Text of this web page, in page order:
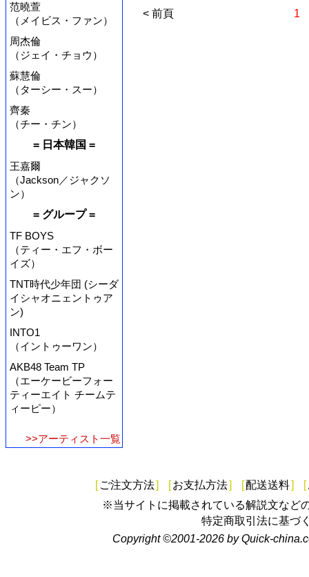
范曉萱
（メイビス・ファン）
周杰倫
（ジェイ・チョウ）
蘇慧倫
（ターシー・スー）
齊秦
（チー・チン）
= 日本韓国 =
王嘉爾
（Jackson／ジャクソ
ン）
= グループ =
TF BOYS
（ティー・エフ・ボー
イズ）
TNT時代少年団 (シーダ
イシャオニェントゥア
ン)
INTO1
（イントゥーワン）
AKB48 Team TP
（エーケービーフォー
ティーエイト チームテ
ィーピー）
>>アーティスト一覧
< 前頁 1
[ ご注文方法] [お支払方法] [配送送料] [
※当サイトに掲載されている解説文など
特定商取引法に基づ
Copyright ©2001-2026 by Quick-